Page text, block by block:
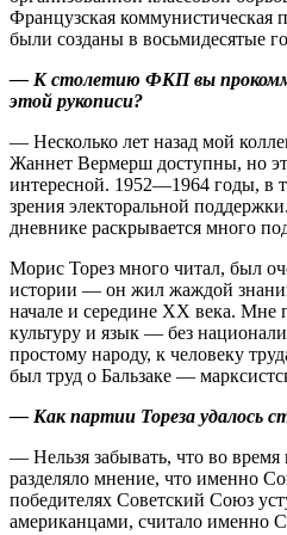
Французская коммунистическая
были созданы в восьмидесятые
— К столетию ФКП вы
этой рукописи?
— Несколько лет назад мой
Жаннет Вермерш доступны, но
интересной. 1952—1964 годы, в
зрения электоральной
дневнике раскрывается много
Морис Торез много читал, был
истории — он жил жаждой
начале и середине ХХ века. Мне
культуру и язык — без
простому народу, к человеку
был труд о Бальзаке —
— Как партии Тореза удалось
— Нельзя забывать, что во
разделяло мнение, что именно
победителях Советский Союз
американцами, считало именно